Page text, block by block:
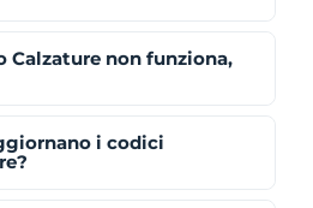
Calzature non funziona,
i codici